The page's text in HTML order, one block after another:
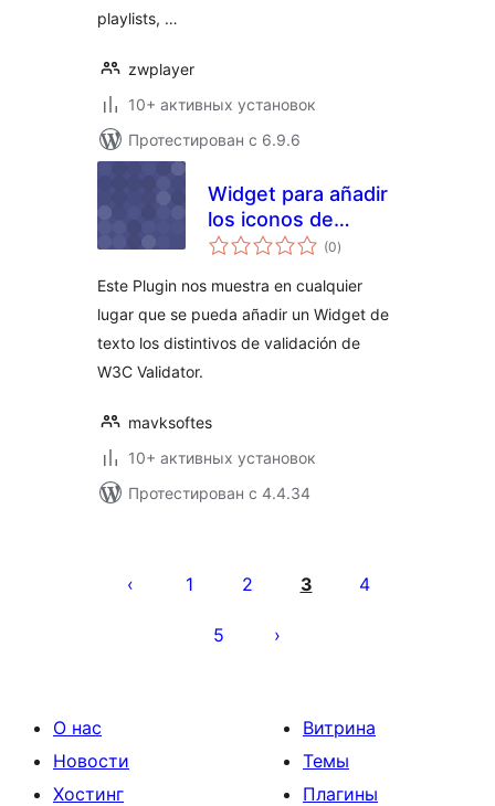
playlists, …
zwplayer
10+ активных установок
Протестирован с 6.9.6
Widget para añadir
los iconos de
validación de W3C
(0общий
рейтинг
)
Este Plugin nos muestra en cualquier
lugar que se pueda añadir un Widget de
texto los distintivos de validación de
W3C Validator.
mavksoftes
10+ активных установок
Протестирован с 4.4.34
записей
1 2 3 4
5
О нас
Новости
Хостинг
Витрина
Темы
Плагины